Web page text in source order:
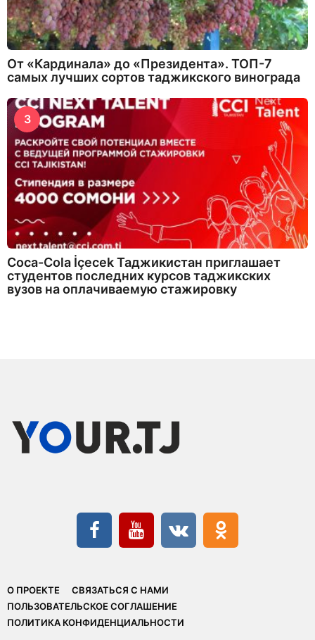
От «Кардинала» до «Президента». ТОП-7
самых лучших сортов таджикского винограда
3
Coca-Cola İçecek Таджикистан приглашает
студентов последних курсов таджикских
вузов на оплачиваемую стажировку
О ПРОЕКТЕ
СВЯЗАТЬСЯ С НАМИ
ПОЛЬЗОВАТЕЛЬСКОЕ СОГЛАШЕНИЕ
ПОЛИТИКА КОНФИДЕНЦИАЛЬНОСТИ